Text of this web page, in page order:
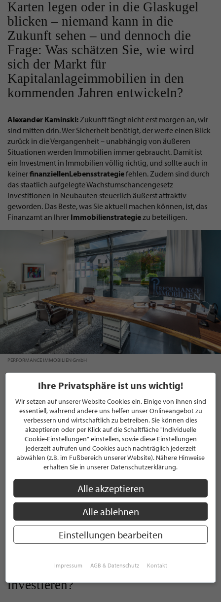
Karten legen oder in die Glaskugel
blicken – niemand kann in die
Zukunft sehen – und dennoch die
Frage: Was schätzen Sie, wie wird
sich der Markt für
Kapitalanlageimmobilien in den
kommenden Jahren entwickeln?
Alexander Kaminski:Zukunft fängt nicht erst morgen an, wir
sind mitten drin. Wer Sicherheit benötigt, der werfe einen Blick
zurück in die Vergangenheit – unabhängig von äußeren
Situationen werden Immobilien immer gebraucht. Damit ist
ein Investment in Immobilien völlig richtig, und sollte auch in
keinerfinanziellenLebensstrategiefehlen. Zudem sind durch
das staatlich aufgelegte Wachstumschancengesetz
Investitionen in Neubauten steuerlich äußerst attraktiv
geworden. Das Beste, was Sie aktuell machen können, ist, das
Finanzamt an Ihrer Immobilienstrategiezu beteiligen.
PERFORMANCE IMMOBILIEN GmbH
STILPUNKTE: Werden Neubauten
langfristig an Bedeutung gewinnen
oder bleibt Bestand attraktiver?
Alexander Kaminski: Schon allein aus politischen
Entscheidungen heraus werden Neubauten zweifelsohne
langfristig immer mehr an Bedeutung gewinnen. Der vom
Gesetzgeber forcierte Wohnungsneubau
aufgelegten
Förderpaketeund Subventionen
eindeutig ein Signal für Neubauten auf dem Vormarsch.
STILPUNKTE: Wann ist der richtige
Kapitalanlageimmobilien zu
investieren?
Ihre Privatsphäre ist uns wichtig!
Wir setzen auf unserer Website Cookies ein. Einige von ihnen sind
essentiell, während andere uns helfen unser Onlineangebot zu
verbessern und wirtschaftlich zu betreiben. Sie können dies
akzeptieren oder per Klick auf die Schaltfläche "Individuelle
Cookie-Einstellungen" einstellen, sowie diese Einstellungen
jederzeit aufrufen und Cookies auch nachträglich jederzeit
abwählen (z.B. im Fußbereich unserer Website). Nähere Hinweise
erhalten Sie in unserer Datenschutzerklärung.
Alle akzeptieren
Alle ablehnen
Einstellungen bearbeiten
Impressum AGB & Datenschutz Kontakt